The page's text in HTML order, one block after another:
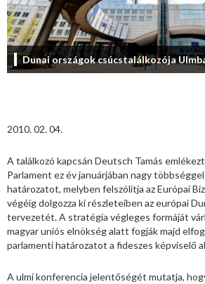
Dunai országok csúcstalálkozója
2010. 02. 04.
A találkozó kapcsán Deutsch Tamás
Parlament ez év januárjában nagy
határozatot, melyben felszólítja az Európai
végéig dolgozza ki részleteiben az európai
tervezetét. A stratégia végleges formáját
magyar uniós elnökség alatt fogják majd
parlamenti határozatot a fideszes képviselő
A ulmi konferencia jelentőségét mutatja,